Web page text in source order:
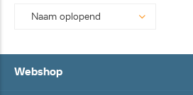
Webshop